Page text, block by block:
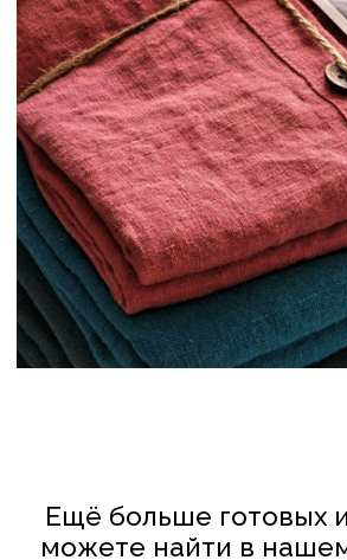
ПРОДУКЦИЯ
© FLAXECO ВСЕ ПРАВА ЗАЩИЩЕНЫ 2024
Леднёва Ольга Михайловна
УНП АС2823275
КЛИЕНТАМ
ПОСТЕЛЬНОЕ БЕЛЬЕ
ДЕТСКОЕ ПОСТЕЛЬНОЕ БЕЛЬЁ
ПЛЕДЫ И ОДЕЯЛА
ШТОРЫ
ОДЕЖДА
СТОЛОВЫЙ ТЕКСТИЛЬ
ПОДУШКИ
РУЧНАЯ ВЫШИВКА
РУШНИКИ
БАЛДАХИНЫ